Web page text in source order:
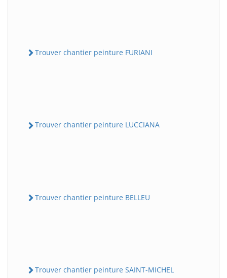
Trouver chantier peinture FURIANI
Trouver chantier peinture LUCCIANA
Trouver chantier peinture BELLEU
Trouver chantier peinture SAINT-MICHEL